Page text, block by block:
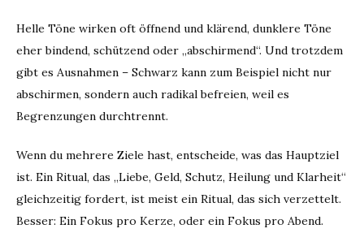
Helle Töne wirken oft öffnend und klärend, dunklere Töne
eher bindend, schützend oder „abschirmend“. Und trotzdem
gibt es Ausnahmen – Schwarz kann zum Beispiel nicht nur
abschirmen, sondern auch radikal befreien, weil es
Begrenzungen durchtrennt.
Wenn du mehrere Ziele hast, entscheide, was das Hauptziel
ist. Ein Ritual, das „Liebe, Geld, Schutz, Heilung und Klarheit“
gleichzeitig fordert, ist meist ein Ritual, das sich verzettelt.
Besser: Ein Fokus pro Kerze, oder ein Fokus pro Abend.